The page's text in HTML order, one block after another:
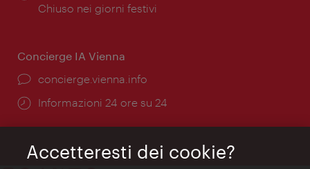
di
Chiuso nei giorni festivi
Concierge IA Vienna
Ort:
concierge.vienna.info
Öffnungszeiten:
Informazioni 24 ore su 24
Accetteresti dei cookie?